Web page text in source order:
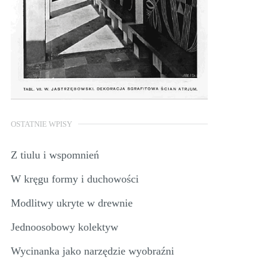
OSTATNIE WPISY
Z tiulu i wspomnień
W kręgu formy i duchowości
Modlitwy ukryte w drewnie
Jednoosobowy kolektyw
Wycinanka jako narzędzie wyobraźni